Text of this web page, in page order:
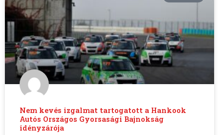
Nem kevés izgalmat tartogatott a Hankook
Autós Országos Gyorsasági Bajnokság
idényzárója